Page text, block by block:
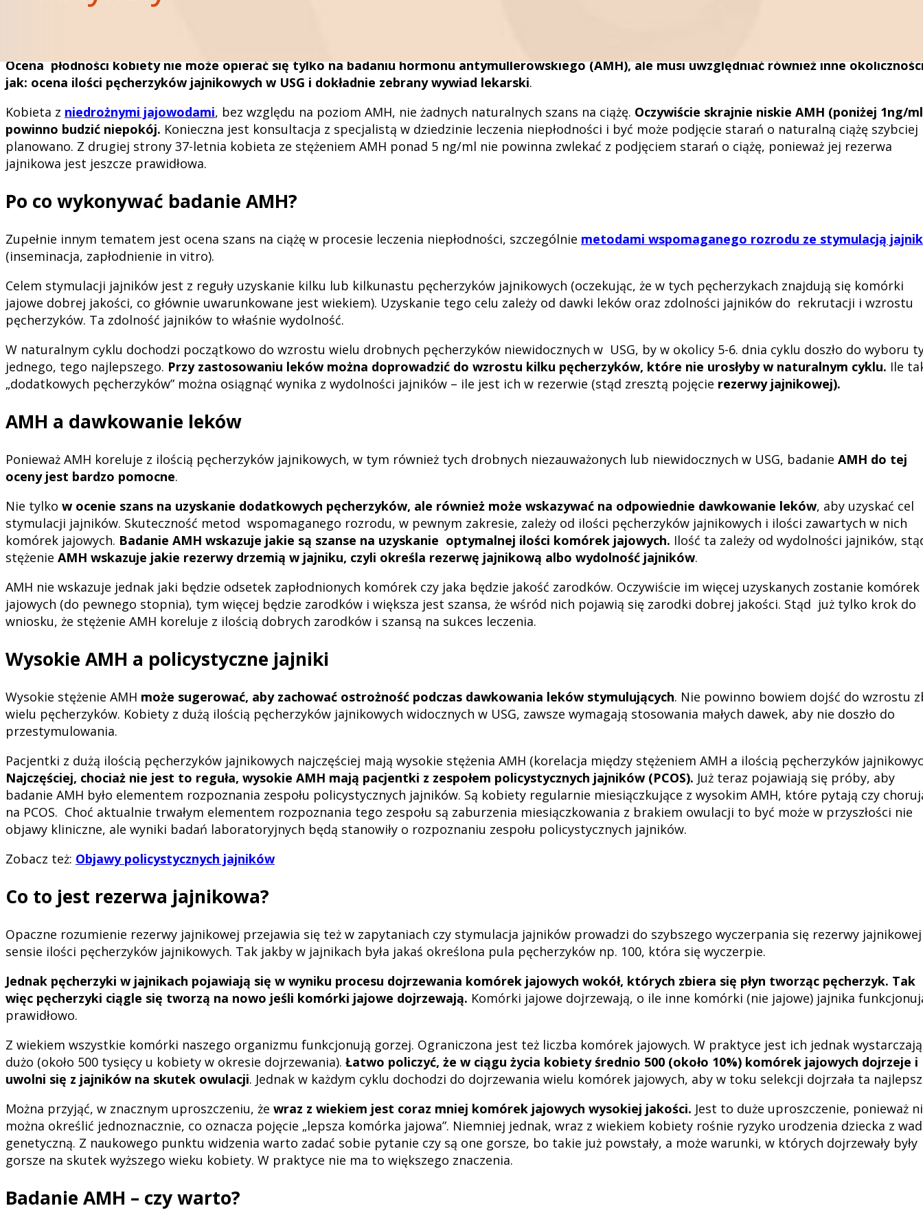
Ocena płodności kobiety nie może opierać się tylko na badaniu hormonu antymüllerowskiego (AMH), ale musi uwzględniać również inne
jak: ocena ilości pęcherzyków jajnikowych w USG i dokładnie zebrany wywiad lekarski.
Kobieta z niedrożnymi jajowodami, bez względu na poziom AMH, nie żadnych naturalnych szans na ciążę. Oczywiście skrajnie niskie AMH (poniżej 1ng/
powinno budzić niepokój. Konieczna jest konsultacja z specjalistą w dziedzinie leczenia niepłodności i być może podjęcie starań o naturalną ciążę szybciej
planowano. Z drugiej strony 37-letnia kobieta ze stężeniem AMH ponad 5 ng/ml nie powinna zwlekać z podjęciem starań o ciążę, ponieważ jej rezerwa
jajnikowa jest jeszcze prawidłowa.
Po co wykonywać badanie AMH?
Zupełnie innym tematem jest ocena szans na ciążę w procesie leczenia niepłodności, szczególnie metodami wspomaganego rozrodu ze stymulacją
(inseminacja, zapłodnienie in vitro).
Celem stymulacji jajników jest z reguły uzyskanie kilku lub kilkunastu pęcherzyków jajnikowych (oczekując, że w tych pęcherzykach znajdują się komórki
jajowe dobrej jakości, co głównie uwarunkowane jest wiekiem). Uzyskanie tego celu zależy od dawki leków oraz zdolności jajników do rekrutacji i wzrostu
pęcherzyków. Ta zdolność jajników to właśnie wydolność.
W naturalnym cyklu dochodzi początkowo do wzrostu wielu drobnych pęcherzyków niewidocznych w USG, by w okolicy 5-6. dnia cyklu doszło do wyboru
jednego, tego najlepszego. Przy zastosowaniu leków można doprowadzić do wzrostu kilku pęcherzyków, które nie urosłyby w naturalnym cyklu. Ile
„dodatkowych pęcherzyków” można osiągnąć wynika z wydolności jajników – ile jest ich w rezerwie (stąd zresztą pojęcie rezerwy jajnikowej).
AMH a dawkowanie leków
Ponieważ AMH koreluje z ilością pęcherzyków jajnikowych, w tym również tych drobnych niezauważonych lub niewidocznych w USG, badanie AMH do tej
oceny jest bardzo pomocne.
Nie tylko w ocenie szans na uzyskanie dodatkowych pęcherzyków, ale również może wskazywać na odpowiednie dawkowanie leków, aby uzyskać cel
stymulacji jajników. Skuteczność metod wspomaganego rozrodu, w pewnym zakresie, zależy od ilości pęcherzyków jajnikowych i ilości zawartych w nich
komórek jajowych. Badanie AMH wskazuje jakie są szanse na uzyskanie optymalnej ilości komórek jajowych. Ilość ta zależy od wydolności jajników,
stężenie AMH wskazuje jakie rezerwy drzemią w jajniku, czyli określa rezerwę jajnikową albo wydolność jajników.
AMH nie wskazuje jednak jaki będzie odsetek zapłodnionych komórek czy jaka będzie jakość zarodków. Oczywiście im więcej uzyskanych zostanie komórek
jajowych (do pewnego stopnia), tym więcej będzie zarodków i większa jest szansa, że wśród nich pojawią się zarodki dobrej jakości. Stąd już tylko krok do
wniosku, że stężenie AMH koreluje z ilością dobrych zarodków i szansą na sukces leczenia.
Wysokie AMH a policystyczne jajniki
Wysokie stężenie AMH może sugerować, aby zachować ostrożność podczas dawkowania leków stymulujących. Nie powinno bowiem dojść do wzrostu
wielu pęcherzyków. Kobiety z dużą ilością pęcherzyków jajnikowych widocznych w USG, zawsze wymagają stosowania małych dawek, aby nie doszło do
przestymulowania.
Pacjentki z dużą ilością pęcherzyków jajnikowych najczęściej mają wysokie stężenia AMH (korelacja między stężeniem AMH a ilością pęcherzyków
Najczęściej, chociaż nie jest to reguła, wysokie AMH mają pacjentki z zespołem policystycznych jajników (PCOS). Już teraz pojawiają się próby, aby
badanie AMH było elementem rozpoznania zespołu policystycznych jajników. Są kobiety regularnie miesiączkujące z wysokim AMH, które pytają czy
na PCOS. Choć aktualnie trwałym elementem rozpoznania tego zespołu są zaburzenia miesiączkowania z brakiem owulacji to być może w przyszłości nie
objawy kliniczne, ale wyniki badań laboratoryjnych będą stanowiły o rozpoznaniu zespołu policystycznych jajników.
Zobacz też: Objawy policystycznych jajników
Co to jest rezerwa jajnikowa?
Opaczne rozumienie rezerwy jajnikowej przejawia się też w zapytaniach czy stymulacja jajników prowadzi do szybszego wyczerpania się rezerwy
sensie ilości pęcherzyków jajnikowych. Tak jakby w jajnikach była jakaś określona pula pęcherzyków np. 100, która się wyczerpie.
Jednak pęcherzyki w jajnikach pojawiają się w wyniku procesu dojrzewania komórek jajowych wokół, których zbiera się płyn tworząc pęcherzyk. Tak
więc pęcherzyki ciągle się tworzą na nowo jeśli komórki jajowe dojrzewają. Komórki jajowe dojrzewają, o ile inne komórki (nie jajowe) jajnika
prawidłowo.
Z wiekiem wszystkie komórki naszego organizmu funkcjonują gorzej. Ograniczona jest też liczba komórek jajowych. W praktyce jest ich jednak
dużo (około 500 tysięcy u kobiety w okresie dojrzewania). Łatwo policzyć, że w ciągu życia kobiety średnio 500 (około 10%) komórek jajowych dojrzeje i
uwolni się z jajników na skutek owulacji. Jednak w każdym cyklu dochodzi do dojrzewania wielu komórek jajowych, aby w toku selekcji dojrzała ta
Można przyjąć, w znacznym uproszczeniu, że wraz z wiekiem jest coraz mniej komórek jajowych wysokiej jakości. Jest to duże uproszczenie, ponieważ
można określić jednoznacznie, co oznacza pojęcie „lepsza komórka jajowa”. Niemniej jednak, wraz z wiekiem kobiety rośnie ryzyko urodzenia dziecka z
genetyczną. Z naukowego punktu widzenia warto zadać sobie pytanie czy są one gorsze, bo takie już powstały, a może warunki, w których dojrzewały były
gorsze na skutek wyższego wieku kobiety. W praktyce nie ma to większego znaczenia.
Badanie AMH – czy warto?